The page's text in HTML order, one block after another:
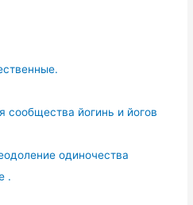
сообщества йогинь и йогов
одиночества
.